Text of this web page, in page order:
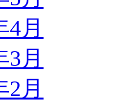
4月
3月
2月